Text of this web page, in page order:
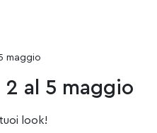
maggio
al 5 maggio
look!